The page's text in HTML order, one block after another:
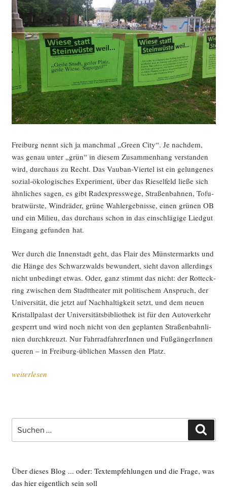
Frei­burg nennt sich ja manch­mal „Green City“. Je nach­dem,
was genau unter „grün“ in die­sem Zusam­men­hang ver­stan­den
wird, durch­aus zu Recht. Das Vau­ban-Vier­tel ist ein gelun­ge­nes
sozi­al-öko­lo­gi­sches Expe­ri­ment, über das Rie­sel­feld lie­ße sich
ähn­li­ches sagen, es gibt Rad­ex­press­we­ge, Stra­ßen­bah­nen, Tofu­
brat­würs­te, Wind­rä­der, grü­ne Wahl­er­geb­nis­se, einen grü­nen OB
und ein Milieu, das durch­aus schon in das ein­schlä­gi­ge Lied­gut
Ein­gang gefun­den hat.
Wer durch die Innen­stadt geht, das Flair des Müns­ter­markts und
die Hän­ge des Schwarz­walds bewun­dert, sieht davon aller­dings
nicht unbe­dingt etwas. Oder, ganz stimmt das nicht: der Rott­eck­
ring zwi­schen dem Stadt­thea­ter mit poli­ti­schem Anspruch, der
Uni­ver­si­tät, die jetzt auf Nach­hal­tig­keit setzt, und dem neu­en
Kris­tall­pa­last der Uni­ver­si­täts­bi­blio­thek ist für den Auto­ver­kehr
gesperrt und wird noch nicht von den geplan­ten Stra­ßen­bahn­li­
ni­en durch­kreuzt. Nur Fahr­rad­fah­re­rIn­nen und Fuß­gän­ge­rIn­nen
que­ren – in Frei­burg-übli­chen Mas­sen den Platz.
„Plät­
te“
weiterlesen
nach:
Über dieses Blog ... oder: Textempfehlungen und die Frage, was
das hier eigentlich sein soll